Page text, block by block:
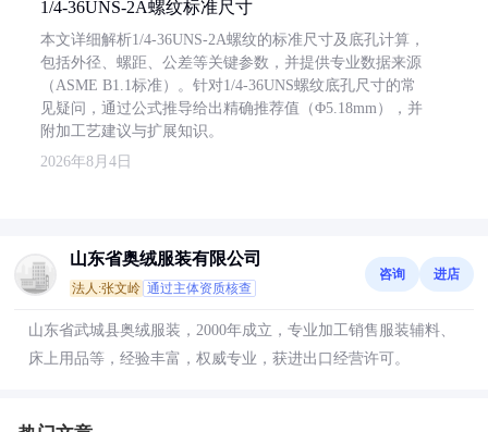
1/4-36UNS-2A螺纹标准尺寸
本文详细解析1/4-36UNS-2A螺纹的标准尺寸及底孔计算，
包括外径、螺距、公差等关键参数，并提供专业数据来源
（ASME B1.1标准）。针对1/4-36UNS螺纹底孔尺寸的常
见疑问，通过公式推导给出精确推荐值（Φ5.18mm），并
附加工艺建议与扩展知识。
2026年8月4日
山东省奥绒服装有限公司
法人:张文岭 通过主体资质核查
咨询 进店
山东省武城县奥绒服装，2000年成立，专业加工销售服装辅料、
床上用品等，经验丰富，权威专业，获进出口经营许可。